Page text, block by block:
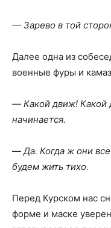
— Зарево в той
Далее одна из
военные фуры и
— Какой движ! Какой
начинается.
— Да. Когда ж они
будем жить тихо.
Перед Курском нас
форме и маске